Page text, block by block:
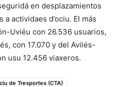
en desplazamientos
actividaes d’ociu. El más
Uviéu con 26.536 usuarios,
con 17.070 y del Avilés-
usu 12.456 viaxeros.
de Tresportes (CTA)